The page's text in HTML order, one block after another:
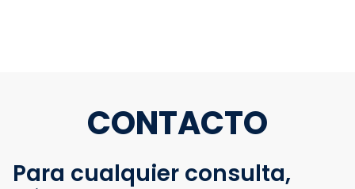
CONTACTO
Para cualquier consulta,